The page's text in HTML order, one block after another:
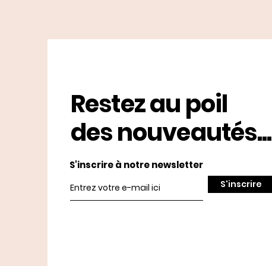
Restez au poil
des nouveautés...
S'inscrire à notre newsletter
S'inscrire